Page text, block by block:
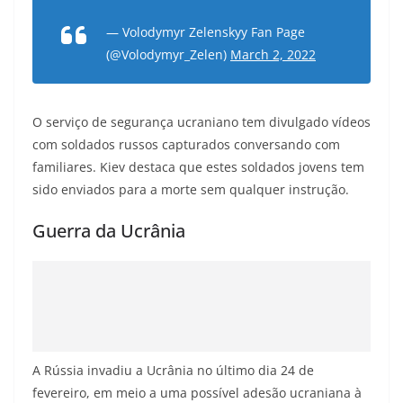
— Volodymyr Zelenskyy Fan Page
(@Volodymyr_Zelen) March 2, 2022
O serviço de segurança ucraniano tem divulgado vídeos
com soldados russos capturados conversando com
familiares. Kiev destaca que estes soldados jovens tem
sido enviados para a morte sem qualquer instrução.
Guerra da Ucrânia
A Rússia invadiu a Ucrânia no último dia 24 de
fevereiro, em meio a uma possível adesão ucraniana à